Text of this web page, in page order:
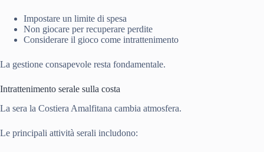
Impostare un limite di spesa
Non giocare per recuperare perdite
Considerare il gioco come intrattenimento
La gestione consapevole resta fondamentale.
Intrattenimento serale sulla costa
La sera la Costiera Amalfitana cambia atmosfera.
Le principali attività serali includono: